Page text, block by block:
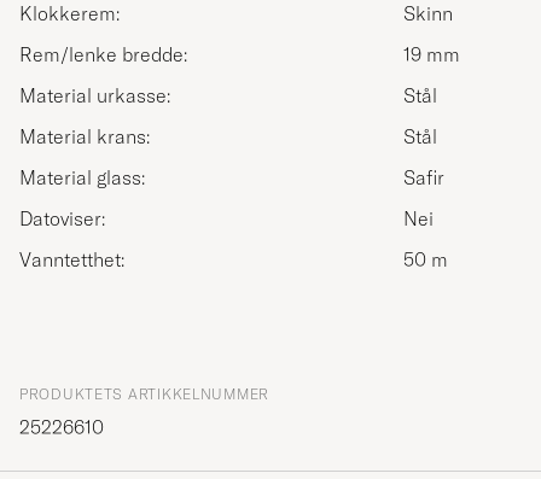
Klokkerem:
Skinn
Rem/lenke bredde:
19 mm
Material urkasse:
Stål
Material krans:
Stål
Material glass:
Safir
Datoviser:
Nei
Vanntetthet:
50 m
PRODUKTETS ARTIKKELNUMMER
25226610